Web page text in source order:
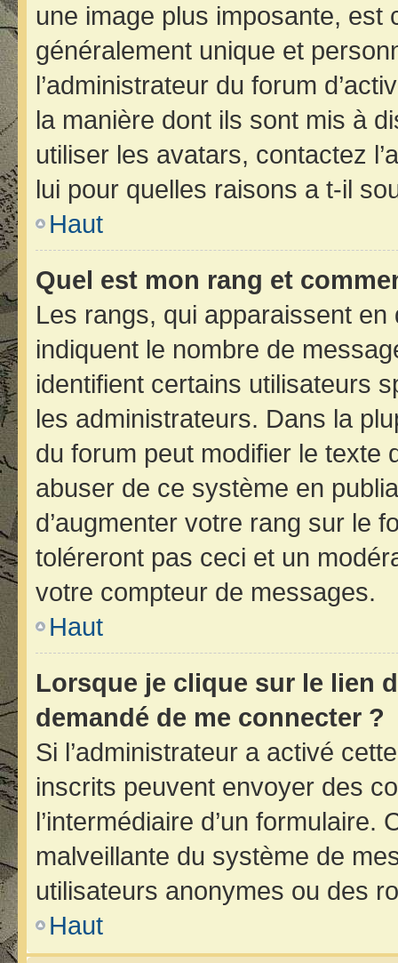
une image plus imposante, est
généralement unique et
l’administrateur du forum
la manière dont ils sont mis à
utiliser les avatars, contactez
lui pour quelles raisons a t-il
Haut
Quel est mon rang et
Les rangs, qui apparaissent en
indiquent le nombre de
identifient certains utilisateurs
les administrateurs. Dans la
du forum peut modifier le texte
abuser de ce système en
d’augmenter votre rang sur le
toléreront pas ceci et un
votre compteur de messages.
Haut
Lorsque je clique sur le lien
demandé de me connecter ?
Si l’administrateur a activé
inscrits peuvent envoyer des
l’intermédiaire d’un
malveillante du système de
utilisateurs anonymes ou des
Haut